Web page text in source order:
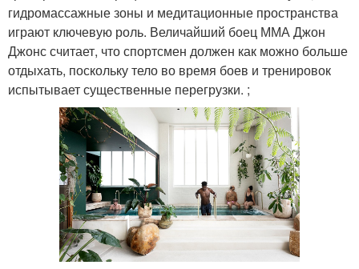
гидромассажные зоны и медитационные пространства
играют ключевую роль. Величайший боец ММА Джон
Джонс считает, что спортсмен должен как можно больше
отдыхать, поскольку тело во время боев и тренировок
испытывает существенные перегрузки. ;